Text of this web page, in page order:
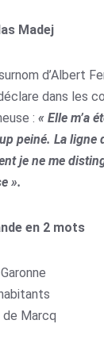
Madej
d’Albert
dans les
: « Elle m’a
peiné. La ligne
je ne me
».
en 2 mots
Marcq